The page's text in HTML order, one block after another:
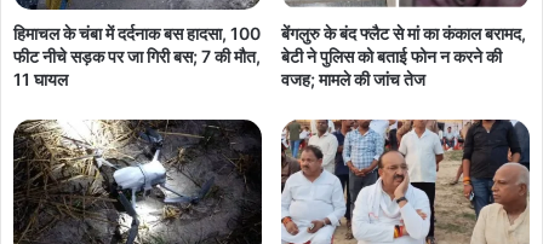
हिमाचल के चंबा में दर्दनाक बस हादसा, 100
फीट नीचे सड़क पर जा गिरी बस; 7 की मौत,
11 घायल
बेंगलुरु के बंद फ्लैट से मां का कंकाल बरामद,
बेटी ने पुलिस को बताई फोन न करने की
वजह; मामले की जांच तेज